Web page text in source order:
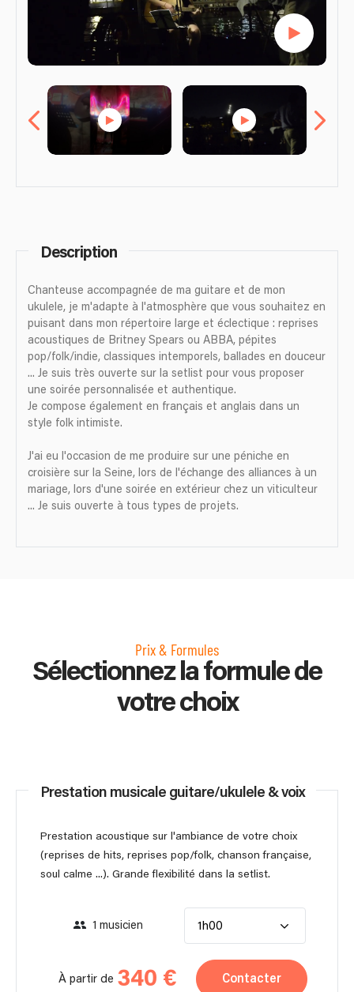
Description
Chanteuse accompagnée de ma guitare et de mon
ukulele, je m'adapte à l'atmosphère que vous souhaitez en
puisant dans mon répertoire large et éclectique : reprises
acoustiques de Britney Spears ou ABBA, pépites
pop/folk/indie, classiques intemporels, ballades en douceur
... Je suis très ouverte sur la setlist pour vous proposer
une soirée personnalisée et authentique.
Je compose également en français et anglais dans un
style folk intimiste.
J'ai eu l'occasion de me produire sur une péniche en
croisière sur la Seine, lors de l'échange des alliances à un
mariage, lors d'une soirée en extérieur chez un viticulteur
... Je suis ouverte à tous types de projets.
Prix & Formules
Sélectionnez la formule de
votre choix
Prestation musicale guitare/ukulele & voix
Prestation acoustique sur l'ambiance de votre choix
(reprises de hits, reprises pop/folk, chanson française,
soul calme ...). Grande flexibilité dans la setlist.
1 musicien 1h00
À partir de 340 € Contacter